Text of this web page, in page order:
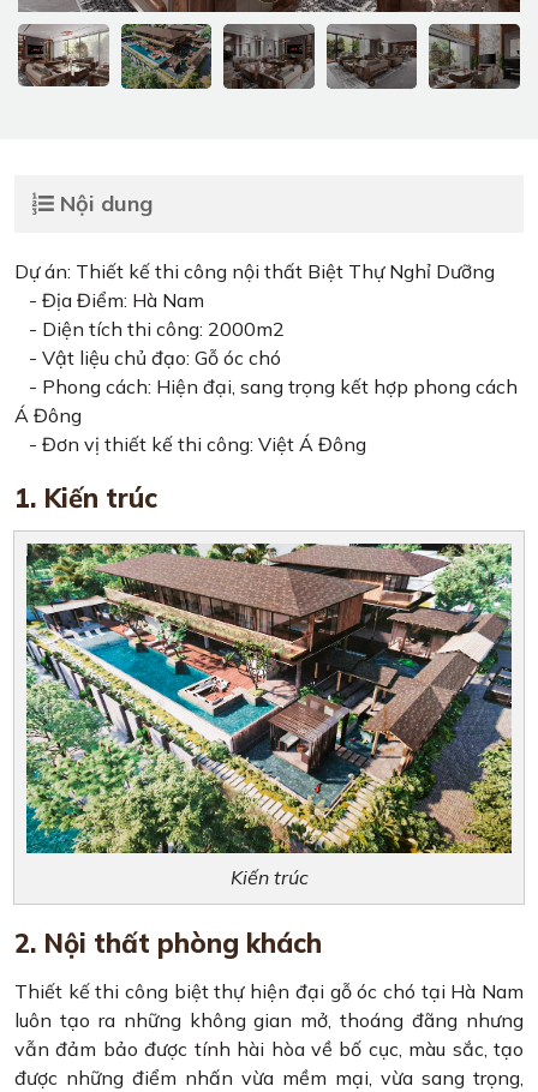
Nội dung
Dự án: Thiết kế thi công nội thất Biệt Thự Nghỉ Dưỡng
- Địa Điểm: Hà Nam
- Diện tích thi công: 2000m2
- Vật liệu chủ đạo: Gỗ óc chó
- Phong cách: Hiện đại, sang trọng kết hợp phong cách
Á Đông
- Đơn vị thiết kế thi công: Việt Á Đông
1. Kiến trúc
Kiến trúc
2. Nội thất phòng khách
Thiết kế thi công biệt thự hiện đại gỗ óc chó tại Hà Nam
luôn tạo ra những không gian mở, thoáng đãng nhưng
vẫn đảm bảo được tính hài hòa về bố cục, màu sắc, tạo
được những điểm nhấn vừa mềm mại, vừa sang trọng,